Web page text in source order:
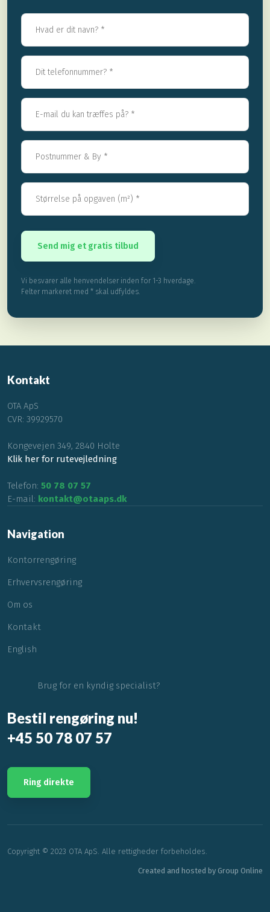
Vi besvarer alle henvendelser inden for 1-3 hverdage.
Felter markeret med * skal udfyldes.​​
Kontakt
OTA ApS​
CVR: 39929570
Kongevejen 349, 2840 Holte
Klik her for rutevejledning
Telefon: 50 78 07 57
E-mail: kontakt@otaaps.dk
Navigation​
Kontorrengøring
Erhvervsrengøring
Om os
Kontakt
English
Brug for en kyndig specialist?
Bestil rengøring nu!
+45 50 78 07 57
Ring direkte​
Copyright © 2023 OTA ApS. Alle rettigheder forbeholdes.
Created and hosted by Group Online